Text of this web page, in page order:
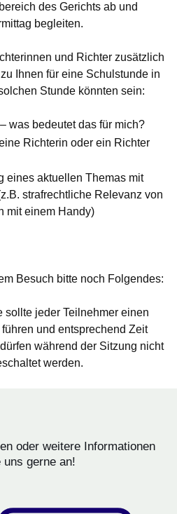
des Gerichts ab und
begleiten.
und Richter zusätzlich
Ihnen für eine Schulstunde in
Stunde könnten sein:
was bedeutet das für mich?
Richterin oder ein Richter
eines aktuellen Themas mit
strafrechtliche Relevanz von
mit einem Handy)
Besuch bitte noch Folgendes:
sollte jeder Teilnehmer einen
und entsprechend Zeit
dürfen während der Sitzung nicht
werden.
oder weitere Informationen
uns gerne an!